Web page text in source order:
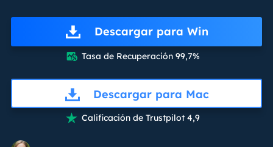
Descargar para Win
 Tasa de Recuperación 99,7%
Descargar para Mac
 Calificación de Trustpilot 4,9